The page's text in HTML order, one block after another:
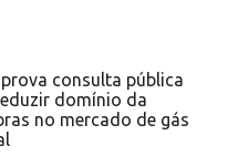
consulta pública
domínio da
no mercado de gás